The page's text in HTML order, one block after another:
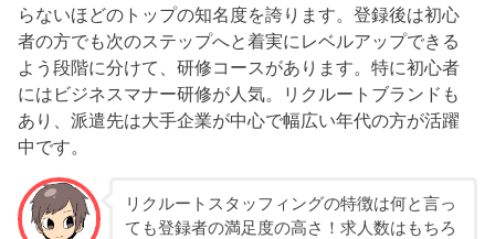
らないほどのトップの知名度を誇ります。登録後は初心
者の方でも次のステップへと着実にレベルアップできる
よう段階に分けて、研修コースがあります。特に初心者
にはビジネスマナー研修が人気。リクルートブランドも
あり、派遣先は大手企業が中心で幅広い年代の方が活躍
中です。
リクルートスタッフィングの特徴は何と言っ
ても登録者の満足度の高さ！求人数はもちろ